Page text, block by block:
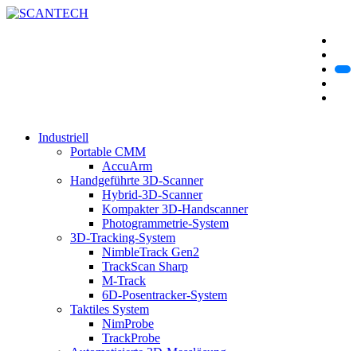
Industriell
Portable CMM
AccuArm
Handgeführte 3D-Scanner
Hybrid-3D-Scanner
Kompakter 3D-Handscanner
Photogrammetrie-System
3D-Tracking-System
NimbleTrack Gen2
TrackScan Sharp
M-Track
6D-Posentracker-System
Taktiles System
NimProbe
TrackProbe